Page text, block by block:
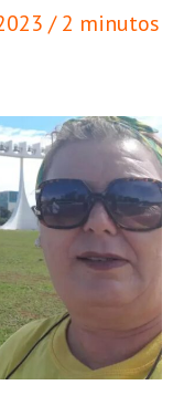
/2 minutos